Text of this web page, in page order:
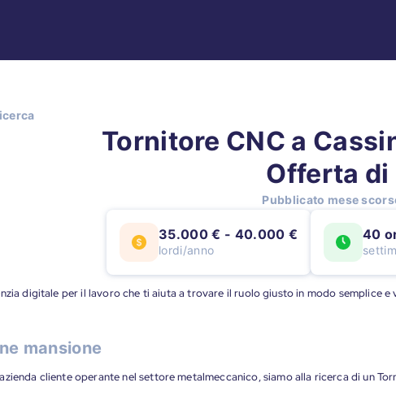
Tornitore CNC a
Offerta di
Pubblicato mese
35.000 € - 40.000 €
lordi/anno
40
digitale per il lavoro che ti aiuta a trovare il ruolo giusto in modo semplice e
mansione
cliente operante nel settore metalmeccanico, siamo alla ricerca di un